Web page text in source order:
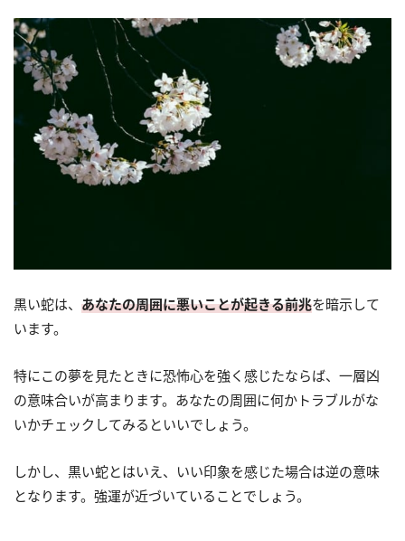
黒い蛇は、 あなたの周囲に悪いことが起きる前兆を暗示して
います。
特にこの夢を見たときに恐怖心を強く感じたならば、一層凶
の意味合いが高まります。あなたの周囲に何かトラブルがな
いかチェックしてみるといいでしょう。
しかし、黒い蛇とはいえ、いい印象を感じた場合は逆の意味
となります。強運が近づいていることでしょう。